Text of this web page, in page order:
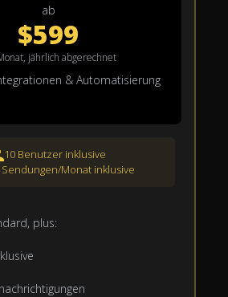
ab
$599
jährlich abgerechnet
& Automatisierung
10 Benutzer inklusive
Sendungen/Monat inklusive
plus: